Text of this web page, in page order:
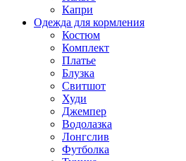
Капри
Одежда для кормления
Костюм
Комплект
Платье
Блузка
Свитшот
Худи
Джемпер
Водолазка
Лонгслив
Футболка